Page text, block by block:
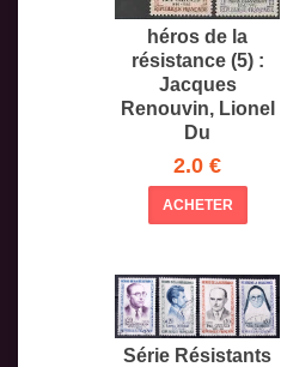
héros de la
résistance (5) :
Jacques
Renouvin, Lionel
Du
2.0 €
ACHETER
Série Résistants